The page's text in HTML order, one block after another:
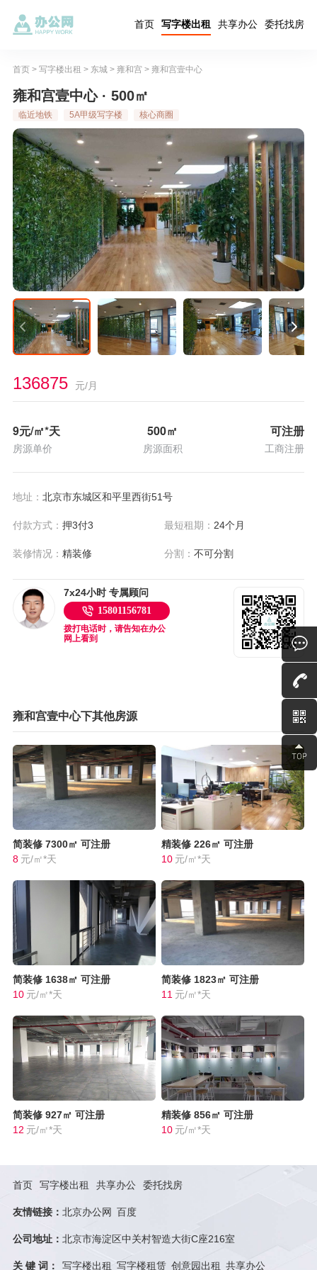
首页 写字楼出租 共享办公 委托找房
首页> 写字楼出租 > 东城> 雍和宫> 雍和宫壹中心
雍和宫壹中心 · 500㎡
临近地铁 5A甲级写字楼 核心商圈
136875 元/月
9元/㎡*天
房源单价
500㎡
房源面积
可注册
工商注册
地址： 北京市东城区和平里西街51号
付款方式： 押3付3 最短租期： 24个月
装修情况： 精装修 分割：不可分割
7x24小时 专属顾问
15801156781
拨打电话时，请告知在办公
网上看到
雍和宫壹中心下其他房源
简装修 7300㎡ 可注册
8 元/㎡*天
精装修 226㎡ 可注册
10 元/㎡*天
简装修 1638㎡ 可注册
10 元/㎡*天
简装修 1823㎡ 可注册
11 元/㎡*天
简装修 927㎡ 可注册
12 元/㎡*天
精装修 856㎡ 可注册
10 元/㎡*天
首页 写字楼出租 共享办公 委托找房
友情链接： 北京办公网 百度
公司地址： 北京市海淀区中关村智造大街C座216室
关 键 词： 写字楼出租 写字楼租赁 创意园出租 共享办公